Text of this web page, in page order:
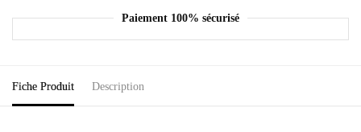
Paiement 100% sécurisé
Fiche Produit Description